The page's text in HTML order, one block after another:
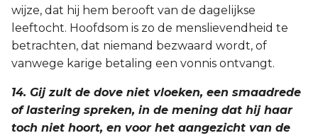
wijze, dat hij hem berooft van de dagelijkse
leeftocht. Hoofdsom is zo de menslievendheid te
betrachten, dat niemand bezwaard wordt, of
vanwege karige betaling een vonnis ontvangt.
14. Gij zult de dove niet vloeken, een smaadrede
of lastering spreken, in de mening dat hij haar
toch niet hoort, en voor het aangezicht van de